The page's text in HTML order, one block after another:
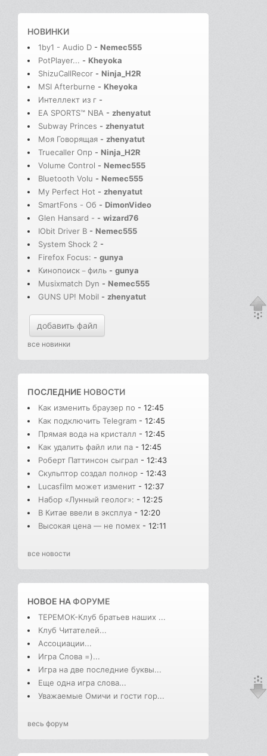
НОВИНКИ
1by1 - Audio D - Nemec555
PotPlayer... - Kheyoka
ShizuCallRecor - Ninja_H2R
MSI Afterburne - Kheyoka
Интеллект из г -
EA SPORTS™ NBA - zhenyatut
Subway Princes - zhenyatut
Моя Говорящая - zhenyatut
Truecaller Опр - Ninja_H2R
Volume Control - Nemec555
Bluetooth Volu - Nemec555
My Perfect Hot - zhenyatut
SmartFons - Об - DimonVideo
Glen Hansard - - wizard76
IObit Driver B - Nemec555
System Shock 2 -
Firefox Focus: - gunya
Кинопоиск－филь - gunya
Musixmatch Dyn - Nemec555
GUNS UP! Mobil - zhenyatut
добавить файл
все новинки
ПОСЛЕДНИЕ НОВОСТИ
Как изменить браузер по - 12:45
Как подключить Telegram - 12:45
Прямая вода на кристалл - 12:45
Как удалить файл или па - 12:45
Роберт Паттинсон сыграл - 12:43
Скульптор создал полнор - 12:43
Lucasfilm может изменит - 12:37
Набор «Лунный геолог»: - 12:25
В Китае ввели в эксплуа - 12:20
Высокая цена — не помех - 12:11
все новости
НОВОЕ НАФОРУМЕ
ТЕРЕМОК-Клуб братьев наших ...
Клуб Читателей...
Ассоциации...
Игра Слова =)...
Игра на две последние буквы...
Еще одна игра слова...
Уважаемые Омичи и гости гор...
весь форум